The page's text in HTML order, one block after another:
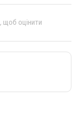
, щоб оцінити